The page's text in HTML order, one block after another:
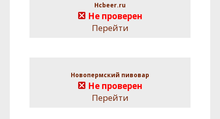
Hcbeer.ru
Не проверен
Перейти
Новопермский пивовар
Не проверен
Перейти